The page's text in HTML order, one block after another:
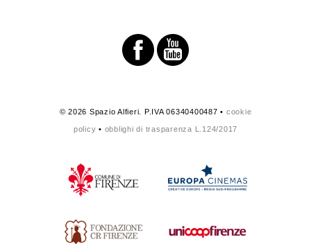
© 2026 Spazio Alfieri. P.IVA 06340400487 • cookie
policy • obblighi di trasparenza L.124/2017